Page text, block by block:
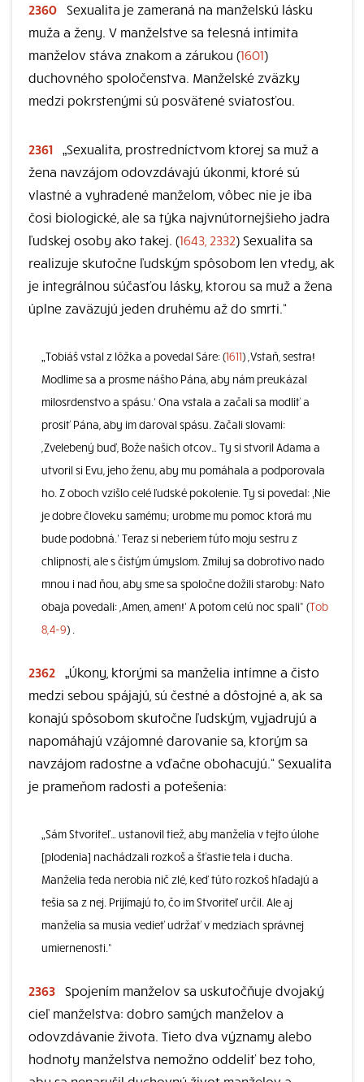
2360 Sexualita je zameraná na manželskú lásku
muža a ženy. V manželstve sa telesná intimita
manželov stáva znakom a zárukou (1601)
duchovného spoločenstva. Manželské zväzky
medzi pokrstenými sú posvätené sviatosťou.
2361 „Sexualita, prostredníctvom ktorej sa muž a
žena navzájom odovzdávajú úkonmi, ktoré sú
vlastné a vyhradené manželom, vôbec nie je iba
čosi biologické, ale sa týka najvnútornejšieho jadra
ľudskej osoby ako takej. (1643, 2332) Sexualita sa
realizuje skutočne ľudským spôsobom len vtedy, ak
je integrálnou súčasťou lásky, ktorou sa muž a žena
úplne zaväzujú jeden druhému až do smrti.“
„Tobiáš vstal z lôžka a povedal Sáre: (1611) ,Vstaň, sestra!
Modlime sa a prosme nášho Pána, aby nám preukázal
milosrdenstvo a spásu.‘ Ona vstala a začali sa modliť a
prosiť Pána, aby im daroval spásu. Začali slovami:
,Zvelebený buď, Bože našich otcov… Ty si stvoril Adama a
utvoril si Evu, jeho ženu, aby mu pomáhala a podporovala
ho. Z oboch vzišlo celé ľudské pokolenie. Ty si povedal: ‚Nie
je dobre človeku samému; urobme mu pomoc ktorá mu
bude podobná.‘ Teraz si neberiem túto moju sestru z
chlipnosti, ale s čistým úmyslom. Zmiluj sa dobrotivo nado
mnou i nad ňou, aby sme sa spoločne dožili staroby: Nato
obaja povedali: ,Amen, amen!‘ A potom celú noc spali“ (Tob
8,4-9) .
2362 „Úkony, ktorými sa manželia intímne a čisto
medzi sebou spájajú, sú čestné a dôstojné a, ak sa
konajú spôsobom skutočne ľudským, vyjadrujú a
napomáhajú vzájomné darovanie sa, ktorým sa
navzájom radostne a vďačne obohacujú.“ Sexualita
je prameňom radosti a potešenia:
„Sám Stvoriteľ… ustanovil tiež, aby manželia v tejto úlohe
[plodenia] nachádzali rozkoš a šťastie tela i ducha.
Manželia teda nerobia nič zlé, keď túto rozkoš hľadajú a
tešia sa z nej. Prijímajú to, čo im Stvoriteľ určil. Ale aj
manželia sa musia vedieť udržať v medziach správnej
umiernenosti.“
2363 Spojením manželov sa uskutočňuje dvojaký
cieľ manželstva: dobro samých manželov a
odovzdávanie života. Tieto dva významy alebo
hodnoty manželstva nemožno oddeliť bez toho,